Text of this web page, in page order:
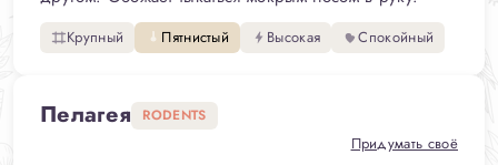
Крупный Пятнистый Высокая Спокойный
Пелагея RODENTS
Придумать своё